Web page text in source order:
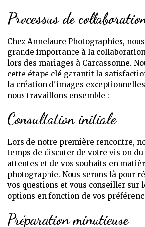
Processus de
Chez Annelaure Photographies,
grande importance à la
lors des mariages à Carcassonne.
cette étape clé garantit la
la création d'images
nous travaillons ensemble :
Consultation initiale
Lors de notre première rencontre,
temps de discuter de votre vision du
attentes et de vos souhaits en
photographie. Nous serons là pour
vos questions et vous conseiller sur
options en fonction de vos
Préparation minutieuse